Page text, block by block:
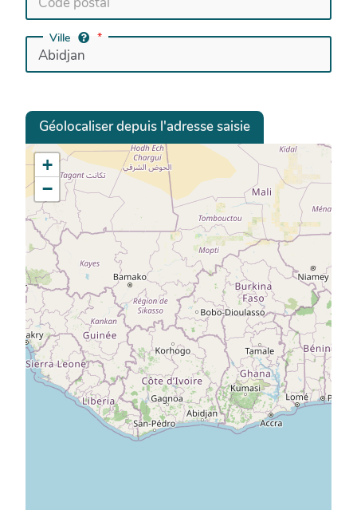
continuellement des opportunités stimulantes
pour contribuer à des initiatives collaboratives et
ambitieuses.
Ville
Géolocaliser depuis l'adresse saisie
+
−